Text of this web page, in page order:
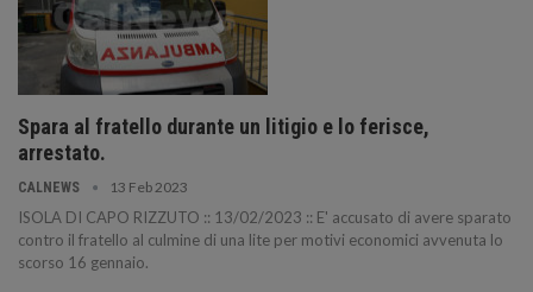
Spara al fratello durante un litigio e lo ferisce,
arrestato.
CALNEWS 13 Feb 2023
ISOLA DI CAPO RIZZUTO :: 13/02/2023 :: E' accusato di avere sparato
contro il fratello al culmine di una lite per motivi economici avvenuta lo
scorso 16 gennaio.